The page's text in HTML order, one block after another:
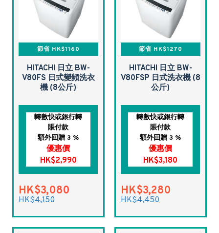
節省 HK$1160
HITACHI 日立 BW-
V80FS 日式變頻洗衣
機 (8公斤)
轉數快或銀行轉
賬付款
額外回贈 3 %
優惠價
HK$2,990
HK$3,080
HK$4,150
節省 HK$1270
HITACHI 日立 BW-
V80FSP 日式洗衣機 (8
公斤)
轉數快或銀行轉
賬付款
額外回贈 3 %
優惠價
HK$3,180
HK$3,280
HK$4,450